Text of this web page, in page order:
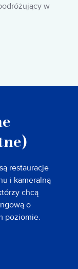
w
restauracje
i kameralną
chcą
o
poziomie.